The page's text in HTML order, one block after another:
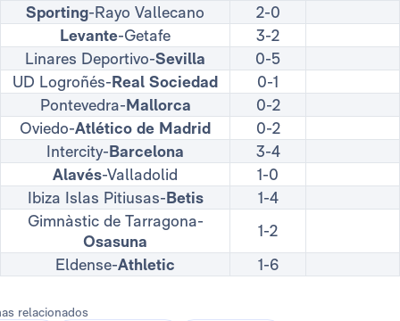
Sporting-Rayo Vallecano
2-0
Levante-Getafe
3-2
Linares Deportivo-Sevilla
0-5
UD Logroñés-Real Sociedad
0-1
Pontevedra-Mallorca
0-2
Oviedo-Atlético de Madrid
0-2
Intercity-Barcelona
3-4
Alavés-Valladolid
1-0
Ibiza Islas Pitiusas-Betis
1-4
Gimnàstic de Tarragona-
Osasuna
1-2
Eldense-Athletic 1-6
relacionados